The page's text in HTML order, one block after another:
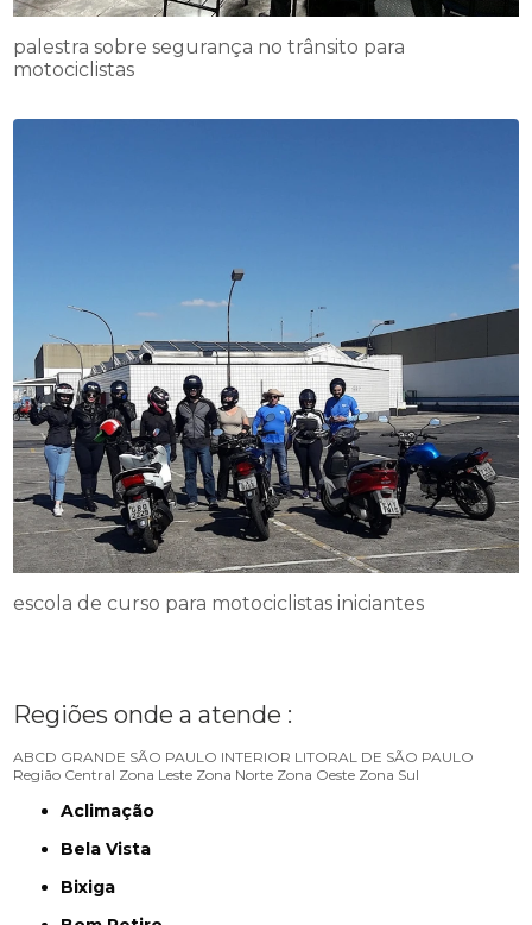
palestra sobre segurança no trânsito para
motociclistas
escola de curso para motociclistas iniciantes
Regiões onde a atende :
ABCD GRANDE SÃO PAULO INTERIOR LITORAL DE SÃO PAULO
Região Central Zona Leste Zona Norte Zona Oeste Zona Sul
Aclimação
Bela Vista
Bixiga